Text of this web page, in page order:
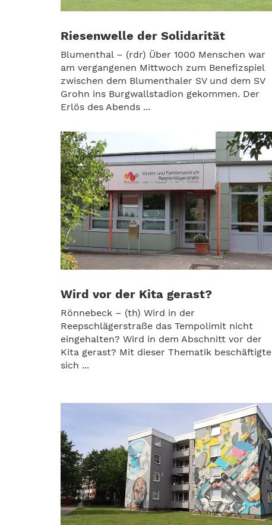
Riesenwelle der Solidarität
Blumenthal – (rdr) Über 1000 Menschen war
am vergangenen Mittwoch zum Benefizspiel
zwischen dem Blumenthaler SV und dem SV
Grohn ins Burgwallstadion gekommen. Der
Erlös des Abends ...
Wird vor der Kita gerast?
Rönnebeck – (th) Wird in der
Reepschlägerstraße das Tempolimit nicht
eingehalten? Wird in dem Abschnitt vor der
Kita gerast? Mit dieser Thematik beschäftigte
sich ...